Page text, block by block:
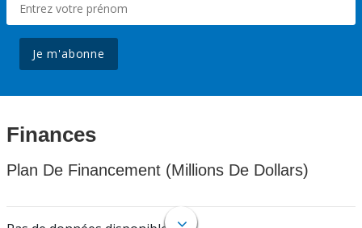
Je m'abonne
Finances
Plan De Financement (Millions De Dollars)